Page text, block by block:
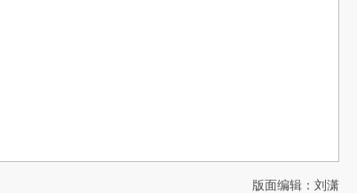
版面编辑：刘潇